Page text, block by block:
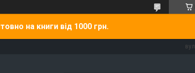
на книги від 1000 грн.